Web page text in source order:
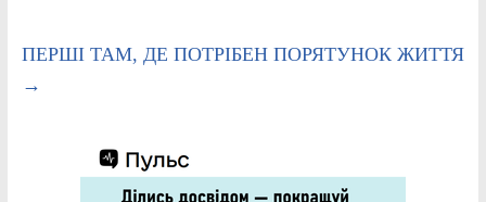
ПЕРШІ ТАМ, ДЕ ПОТРІБЕН ПОРЯТУНОК ЖИТТЯ
→